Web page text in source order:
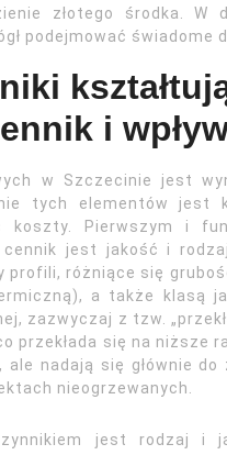
złotego środka. W
podejmować świadome
i
w Szczecinie jest
tych elementów
koszty. Pierwszym i
jest jakość i
profili, różniące się
a także klasą
zazwyczaj z tzw.
przekłada się na niższe
nadają się głównie
nieogrzewanych.
jest rodzaj i